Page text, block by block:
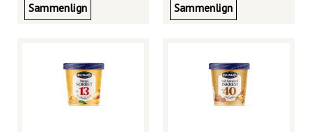
Sammenlign Sammenlign